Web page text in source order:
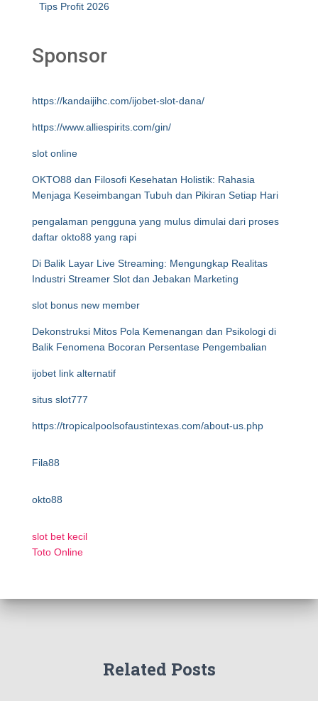
Tips Profit 2026
Sponsor
https://kandaijihc.com/ijobet-slot-dana/
https://www.alliespirits.com/gin/
slot online
OKTO88 dan Filosofi Kesehatan Holistik: Rahasia
Menjaga Keseimbangan Tubuh dan Pikiran Setiap Hari
pengalaman pengguna yang mulus dimulai dari proses
daftar okto88 yang rapi
Di Balik Layar Live Streaming: Mengungkap Realitas
Industri Streamer Slot dan Jebakan Marketing
slot bonus new member
Dekonstruksi Mitos Pola Kemenangan dan Psikologi di
Balik Fenomena Bocoran Persentase Pengembalian
ijobet link alternatif
situs slot777
https://tropicalpoolsofaustintexas.com/about-us.php
Fila88
okto88
slot bet kecil
Toto Online
Related Posts